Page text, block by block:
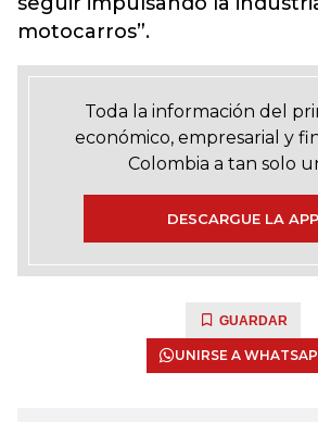
motocarros”.
Toda la información del
económico, empresarial y
Colombia a tan solo
DESCARGUE LA APP
GUARDAR
UNIRSE A